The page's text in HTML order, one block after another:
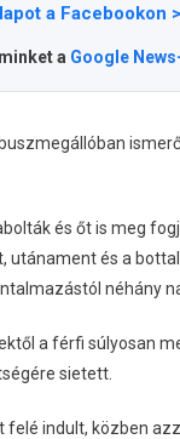
a Facebookon
a Google
és őt is meg
és a
néhány
a férfi súlyosan
sietett.
indult, közben